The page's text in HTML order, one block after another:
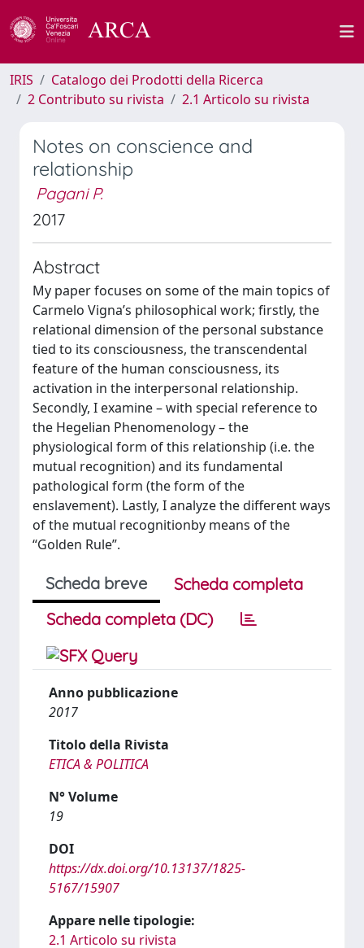
IRIS
Catalogo dei Prodotti della Ricerca
2 Contributo su rivista
2.1 Articolo su rivista
Notes on conscience and
relationship
Pagani P.
2017
Abstract
My paper focuses on some of the main topics of
Carmelo Vigna’s philosophical work; firstly, the
relational dimension of the personal substance
tied to its consciousness, the transcendental
feature of the human consciousness, its
activation in the interpersonal relationship.
Secondly, I examine – with special reference to
the Hegelian Phenomenology – the
physiological form of this relationship (i.e. the
mutual recognition) and its fundamental
pathological form (the form of the
enslavement). Lastly, I analyze the different ways
of the mutual recognitionby means of the
“Golden Rule”.
Scheda breve
Scheda completa
Scheda completa (DC)
Anno pubblicazione
2017
Titolo della Rivista
ETICA & POLITICA
N° Volume
19
DOI
https://dx.doi.org/10.13137/1825-
5167/15907
Appare nelle tipologie:
2.1 Articolo su rivista